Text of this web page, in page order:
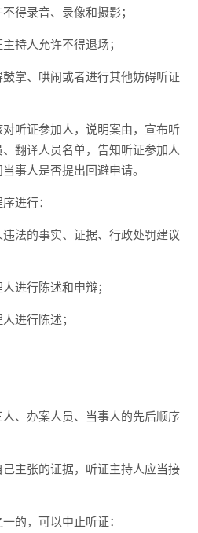
得录音、录像和摄影；
持人允许不得退场；
鼓掌、哄闹或者进行其他妨碍听证
听证参加人，说明案由，宣布听
翻译人员名单，告知听证参加人
事人是否提出回避申请。
进行：
违法的事实、证据、行政处罚建议
进行陈述和申辩；
进行陈述；
人、办案人员、当事人的先后顺序
主张的证据，听证主持人应当接
的，可以中止听证：